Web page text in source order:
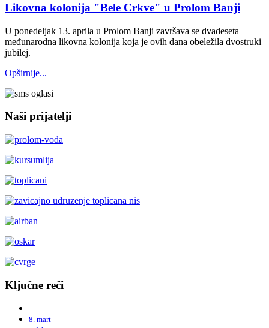
Likovna kolonija "Bele Crkve" u Prolom Banji
U ponedeljak 13. aprila u Prolom Banji završava se dvadeseta
međunarodna likovna kolonija koja je ovih dana obeležila dvostruki
jubilej.
Opširnije...
Naši prijatelji
Ključne reči
8. mart